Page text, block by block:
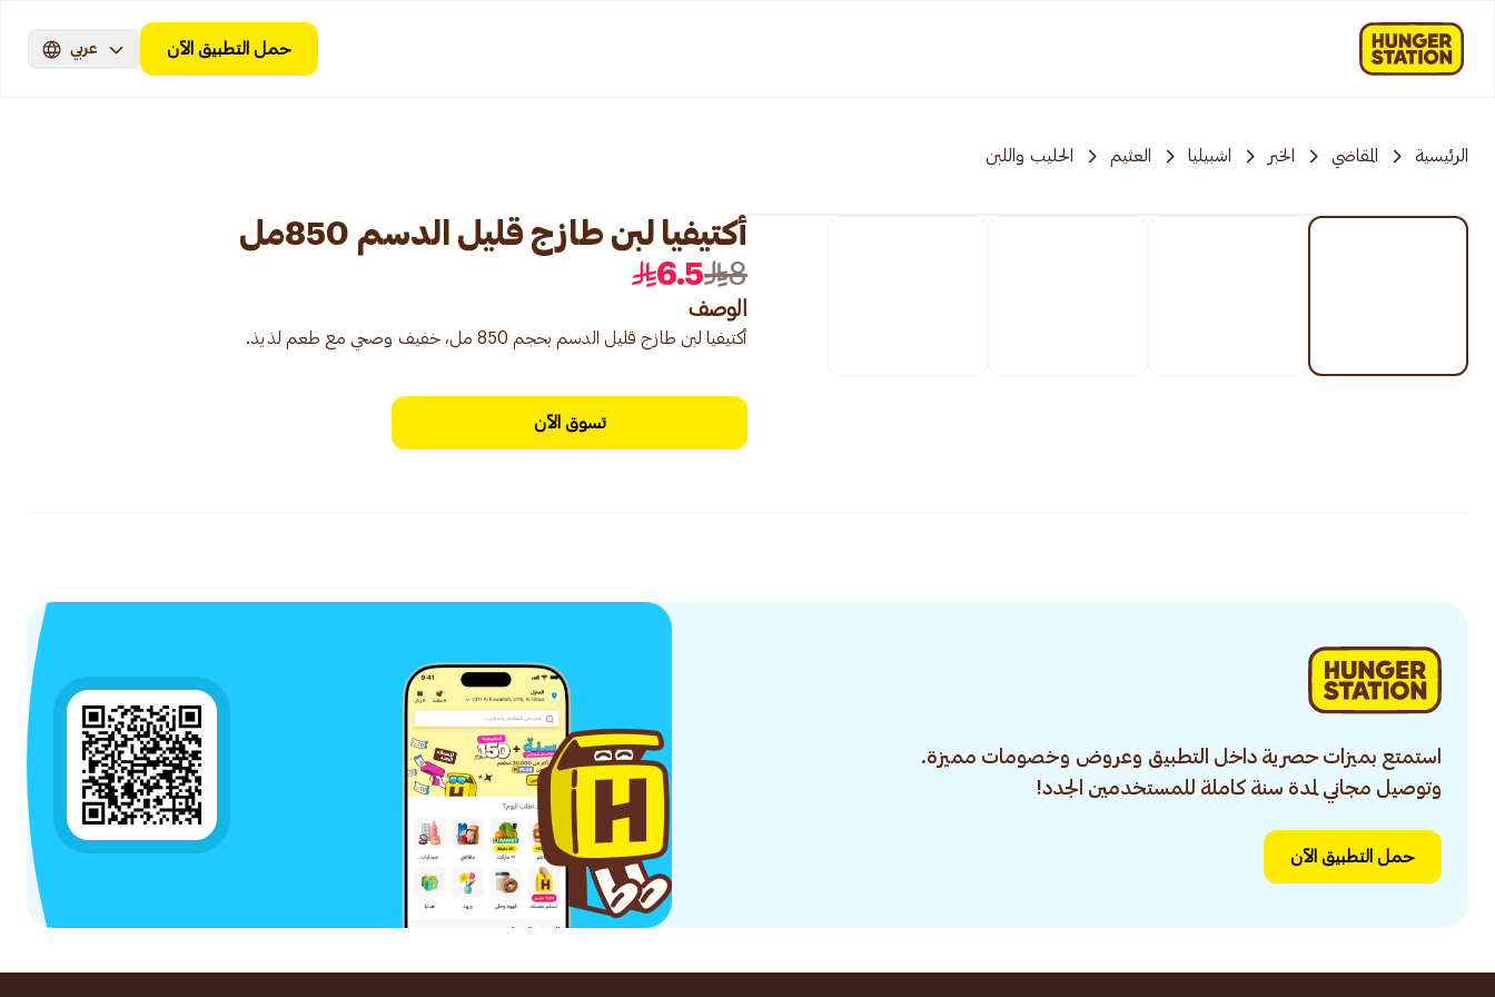
حمل التطبيق الآن عربي
الرئيسية المقاضي الخبر اشبيليا العثيم الحليب واللبن
أكتيفيا لبن طازج قليل الدسم 850مل
8
6.5
الوصف
أكتيفيا لبن طازج قليل الدسم بحجم 850 مل، خفيف وصحي مع طعم لذيذ.
تسوق الآن
استمتع بميزات حصرية داخل التطبيق وعروض وخصومات مميزة.
وتوصيل مجاني لمدة سنة كاملة للمستخدمين الجدد!
حمل التطبيق الآن